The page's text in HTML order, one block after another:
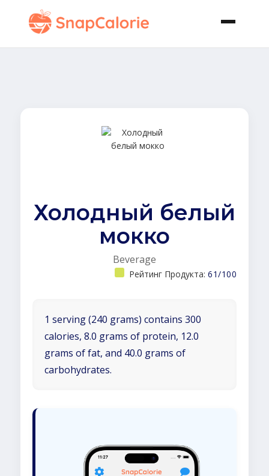
Холодный белый
мокко
Beverage
Рейтинг Продукта: 61/100
1 serving (240 grams) contains 300
calories, 8.0 grams of protein, 12.0
grams of fat, and 40.0 grams of
carbohydrates.